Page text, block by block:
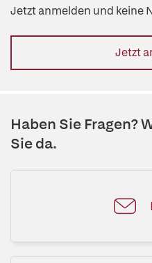
Jetzt anmelden und keine
Jetzt
Haben Sie Fragen?
Sie da.